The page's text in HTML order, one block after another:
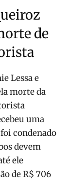
de
Lessa e
morte da
uma
condenado
devem
ele
de R$ 706